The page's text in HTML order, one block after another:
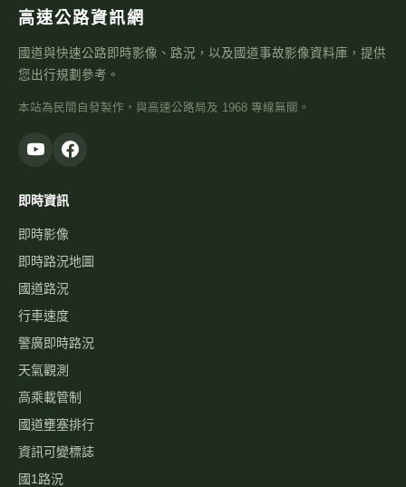
高速公路資訊網
國道與快速公路即時影像、路況，以及國道事故影像資料庫，提供
您出行規劃參考。
本站為民間自發製作，與高速公路局及 1968 專線無關。
即時資訊
即時影像
即時路況地圖
國道路況
行車速度
警廣即時路況
天氣觀測
高乘載管制
國道壅塞排行
資訊可變標誌
國1路況